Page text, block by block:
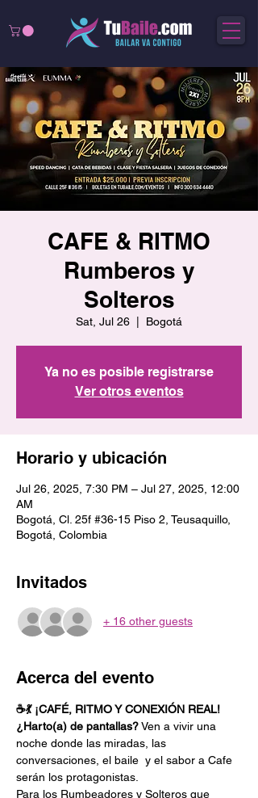
CAFE & RITMO
Rumberos y
Solteros
Sat, Jul 26 Bogotá
Ya no es posible registrarse
Ver otros eventos
Horario y ubicación
Jul 26, 2025, 7:30 PM – Jul 27, 2025, 12:00
AM
Bogotá, Cl. 25f #36-15 Piso 2, Teusaquillo,
Bogotá, Colombia
Invitados
+ 16 other guests
Acerca del evento
☕💃 ¡CAFÉ, RITMO Y CONEXIÓN REAL!
¿Harto(a) de pantallas? Ven a vivir una
noche donde las miradas, las
conversaciones, el baile  y el sabor a Cafe
serán los protagonistas.
Para los Rumbeadores y Solteros que